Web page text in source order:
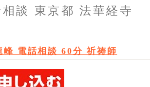
談 東京都 法華経寺
峰 電話相談 60分 祈祷師